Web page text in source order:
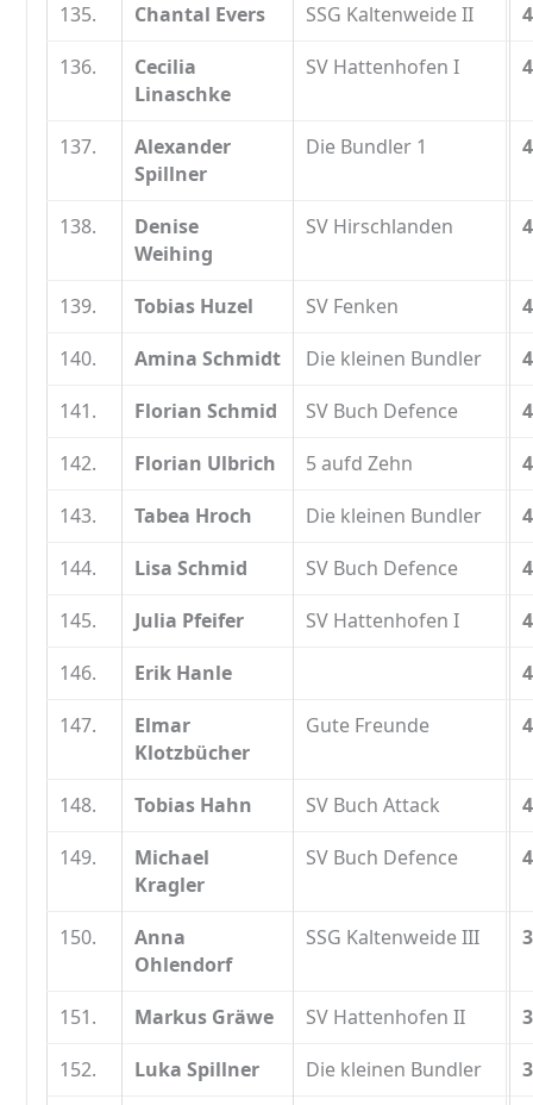
135.
Chantal Evers SSG Kaltenweide II
136.
Cecilia
Linaschke
SV Hattenhofen I
137.
Alexander
Spillner
Die Bundler 1
138.
Denise
Weihing
SV Hirschlanden
139. Tobias Huzel SV Fenken
140.
Amina Schmidt Die kleinen Bundler
141.
Florian Schmid SV Buch Defence
142.
Florian Ulbrich 5 aufd Zehn
143.
Tabea Hroch Die kleinen Bundler
144.
Lisa Schmid SV Buch Defence
145.
Julia Pfeifer SV Hattenhofen I
146.
Erik Hanle
147.
Elmar
Klotzbücher
Gute Freunde
148. Tobias Hahn SV Buch Attack
149.
Michael
Kragler
SV Buch Defence
150.
Anna
Ohlendorf
SSG Kaltenweide III
151. Markus Gräwe SV Hattenhofen II
152.
Luka Spillner Die kleinen Bundler